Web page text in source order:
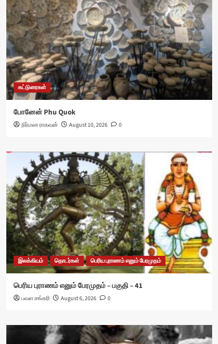
கட்டுரைகள்
போனேன் Phu Quok
நிர்மலா ராகவன் August 10, 2026 0
இலக்கியம் தொடர்கள் பெரிய புராணம் எனும் பேரமுதம்
பெரிய புராணம் எனும் பேரமுதம் – பகுதி – 41
பவள சங்கரி August 6, 2026 0